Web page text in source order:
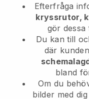
Efterfråga
kryssrutor,
gör dessa
Du kan till
där
bland
Om du
bilder med